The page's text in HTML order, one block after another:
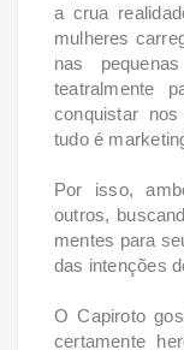
a crua
mulheres
nas
teatralmente
conquistar
tudo é
Por isso,
outros,
mentes para
das intenções
O Capiroto
certamente